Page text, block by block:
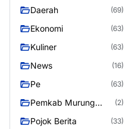
Daerah (69)
Ekonomi (63)
Kuliner (63)
News (16)
Pe (63)
Pemkab Murung
(2)
Pojok Berita (33)